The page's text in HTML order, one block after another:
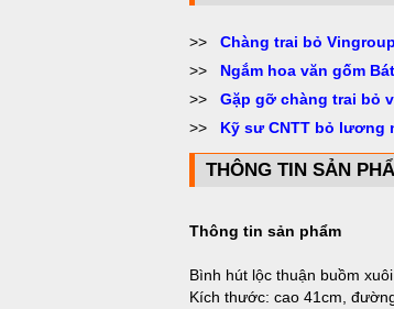
>> Chàng trai bỏ
>> Ngắm hoa văn gốm
>> Gặp gỡ chàng trai bỏ
>> Kỹ sư CNTT bỏ lương
THÔNG TIN SẢN
Thông tin sản phẩm
Bình hút lộc thuận buồm
Kích thước: cao 41cm,